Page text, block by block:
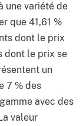
une variété de
que 41,61 %
dont le prix
dont le prix se
un
7 % des
avec des
valeur